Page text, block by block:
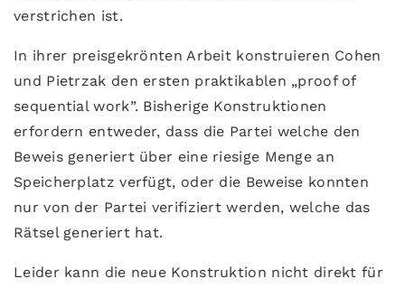
verstrichen ist.
In ihrer preisgekrönten Arbeit konstruieren Cohen
und Pietrzak den ersten praktikablen „proof of
sequential work”. Bisherige Konstruktionen
erfordern entweder, dass die Partei welche den
Beweis generiert über eine riesige Menge an
Speicherplatz verfügt, oder die Beweise konnten
nur von der Partei verifiziert werden, welche das
Rätsel generiert hat.
Leider kann die neue Konstruktion nicht direkt für